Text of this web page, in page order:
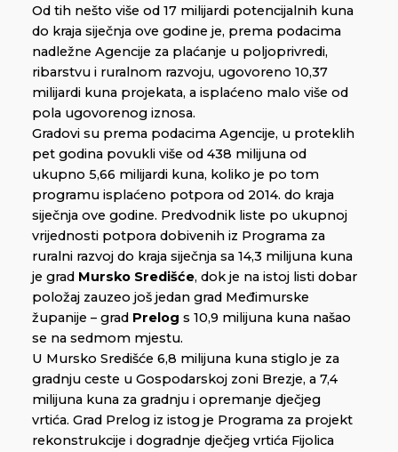
Od tih nešto više od 17 milijardi potencijalnih kuna
do kraja siječnja ove godine je, prema podacima
nadležne Agencije za plaćanje u poljoprivredi,
ribarstvu i ruralnom razvoju, ugovoreno 10,37
milijardi kuna projekata, a isplaćeno malo više od
pola ugovorenog iznosa.
Gradovi su prema podacima Agencije, u proteklih
pet godina povukli više od 438 milijuna od
ukupno 5,66 milijardi kuna, koliko je po tom
programu isplaćeno potpora od 2014. do kraja
siječnja ove godine. Predvodnik liste po ukupnoj
vrijednosti potpora dobivenih iz Programa za
ruralni razvoj do kraja siječnja sa 14,3 milijuna kuna
je grad Mursko Središće, dok je na istoj listi dobar
položaj zauzeo još jedan grad Međimurske
županije – grad Prelog s 10,9 milijuna kuna našao
se na sedmom mjestu.
U Mursko Središće 6,8 milijuna kuna stiglo je za
gradnju ceste u Gospodarskoj zoni Brezje, a 7,4
milijuna kuna za gradnju i opremanje dječjeg
vrtića. Grad Prelog iz istog je Programa za projekt
rekonstrukcije i dogradnje dječjeg vrtića Fijolica